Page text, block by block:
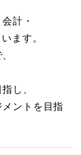
計・
ます。
し、
ントを目指